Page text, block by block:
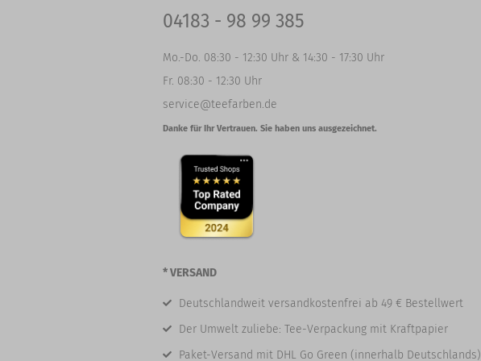
04183 - 98 99 385
Mo.-Do. 08:30 - 12:30 Uhr & 14:30 - 17:30 Uhr
Fr. 08:30 - 12:30 Uhr
service@teefarben.de
Danke für Ihr Vertrauen. Sie haben uns ausgezeichnet.
* VERSAND
Deutschlandweit versandkostenfrei ab 49 € Bestellwert
Der Umwelt zuliebe: Tee-Verpackung mit Kraftpapier
Paket-Versand mit DHL Go Green (innerhalb Deutschlands)